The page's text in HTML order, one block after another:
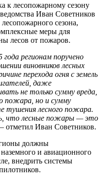
к лесопожарному сезону
ведомства Иван Советников
сезона,
меры для
лесов от пожаров.
регионам поручено
виновников лесных
перехода огня с земель
даже
не только сумму вреда,
пожара, но и сумму
тушения лесного пожара.
что лесные пожары — это
отметил Иван Советников.
должны
и авиационного
внедрить системы